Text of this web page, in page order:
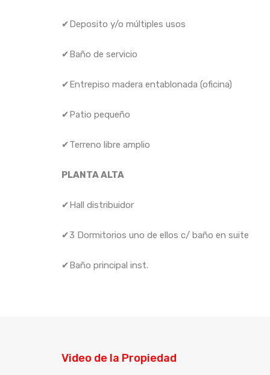
✔Deposito y/o múltiples usos
✔Baño de servicio
✔Entrepiso madera entablonada (oficina)
✔Patio pequeño
✔Terreno libre amplio
PLANTA ALTA
✔Hall distribuidor
✔3 Dormitorios uno de ellos c/ baño en suite
✔Baño principal inst.
Video de la Propiedad